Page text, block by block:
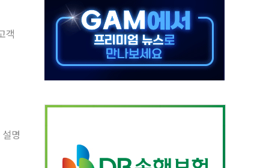
지며 상승… STOXX 600 지수는 나흘 연속 최고치
객
명